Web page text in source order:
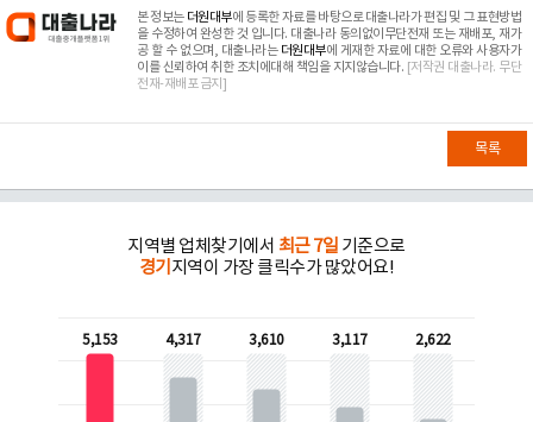
본 정보는 더원대부에 등록한 자료를 바탕으로 대출나라가 편집 및 그 표현방법
을 수정하여 완성한 것 입니다. 대출나라 동의없이무단전재 또는 재배포, 재가
공 할 수 없으며, 대출나라는 더원대부에 게재한 자료에 대한 오류와 사용자가
이를 신뢰하여 취한 조치에대해 책임을 지지않습니다. [저작권 대출나라. 무단
전재-재배포 금지]
목록
지역별 업체찾기에서 최근 7일 기준으로
경기 지역이 가장 클릭수가 많았어요!
5,153 4,317 3,610 3,117 2,622